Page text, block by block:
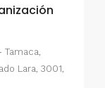
Lara, 3001,